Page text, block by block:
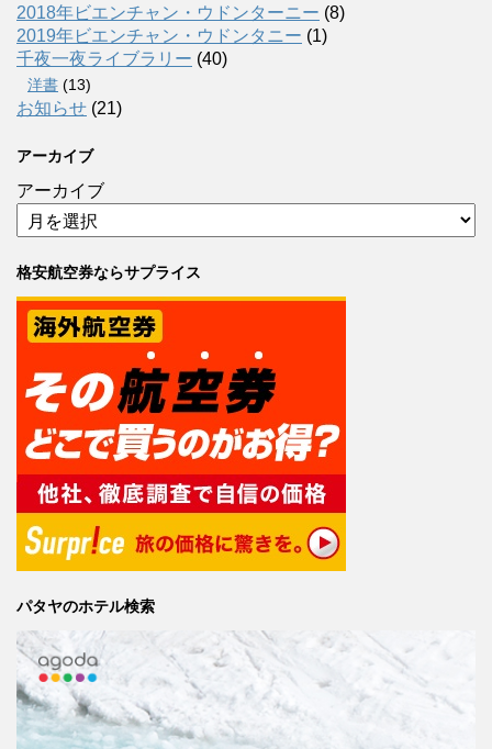
2018年ビエンチャン・ウドンターニー (8)
2019年ビエンチャン・ウドンタニー (1)
千夜一夜ライブラリー (40)
洋書 (13)
お知らせ (21)
アーカイブ
アーカイブ
格安航空券ならサプライス
パタヤのホテル検索